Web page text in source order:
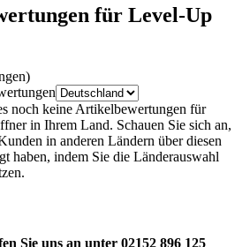
für Level-Up
noch keine Artikelbewertungen für
in Ihrem Land. Schauen Sie sich an,
in anderen Ländern über diesen
haben, indem Sie die Länderauswahl
Sie uns an unter 02152 896 125